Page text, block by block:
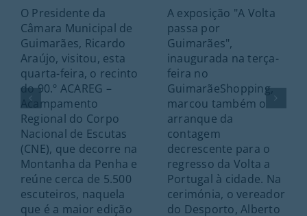
O Presidente da
Câmara Municipal de
Guimarães, Ricardo
Araújo, visitou, esta
quarta-feira, o recinto
do 90.º ACAREG –
Acampamento
Regional do Corpo
Nacional de Escutas
(CNE), que decorre na
Montanha da Penha e
reúne cerca de 5.500
escuteiros, naquela
que é a maior edição
A exposição "A Volta
passa por
Guimarães",
inaugurada na terça-
feira no
GuimarãeShopping,
marcou também o
arranque da
contagem
decrescente para o
regresso da Volta a
Portugal à cidade. Na
cerimónia, o vereador
do Desporto, Alberto